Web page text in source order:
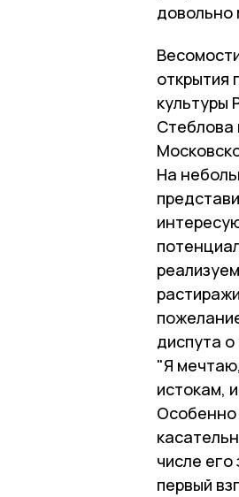
открытия
культуры
Стеблова
На
диспута
"Я
истокам,
Особенно
числе
первый